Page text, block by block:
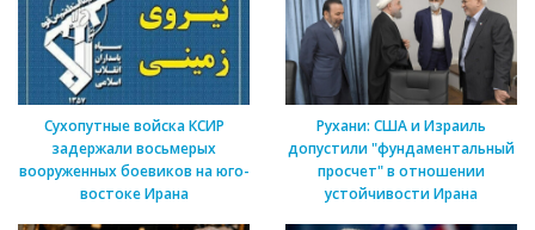
Сухопутные войска КСИР
задержали восьмерых
вооруженных боевиков на юго-
востоке Ирана
Рухани: США и Израиль
допустили "фундаментальный
просчет" в отношении
устойчивости Ирана